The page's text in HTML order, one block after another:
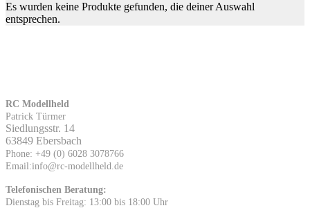
Es wurden keine Produkte gefunden, die deiner Auswahl
entsprechen.
RC Modellheld
Patrick Türmer
Siedlungsstr. 14
63849 Ebersbach
Phone: +49 (0) 6028 3078766
Email:info@rc-modellheld.de
Telefonischen Beratung:
Dienstag bis Freitag: 13:00 bis 18:00 Uhr